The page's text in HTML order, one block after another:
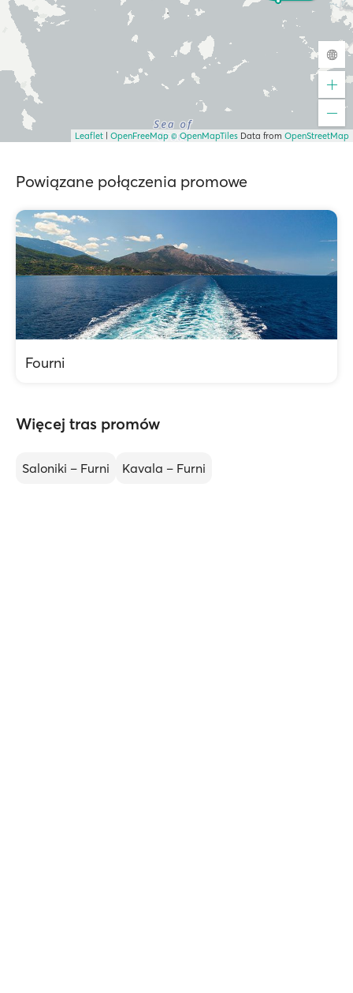
Leaflet OpenFreeMap © OpenMapTiles Data from OpenStreetMap
Powiązane połączenia promowe
Fourni
Więcej tras promów
Saloniki – Furni Kavala – Furni